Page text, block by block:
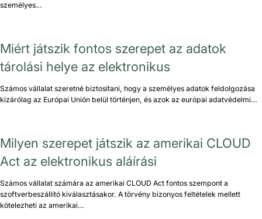
személyes…
Miért játszik fontos szerepet az adatok
tárolási helye az elektronikus
Számos vállalat szeretné biztosítani, hogy a személyes adatok feldolgozása
kizárólag az Európai Unión belül történjen, és azok az európai adatvédelmi…
Milyen szerepet játszik az amerikai CLOUD
Act az elektronikus aláírási
Számos vállalat számára az amerikai CLOUD Act fontos szempont a
szoftverbeszállító kiválasztásakor. A törvény bizonyos feltételek mellett
kötelezheti az amerikai…